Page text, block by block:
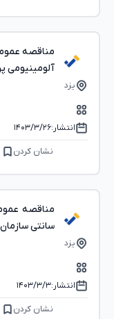
مناقصه
آلومینیومی
یزد
انتشار:۱۴۰۳/۳/۲۶
نشان کردن
سانتی
یزد
انتشار:۱۴۰۳/۳/۳
نشان کردن